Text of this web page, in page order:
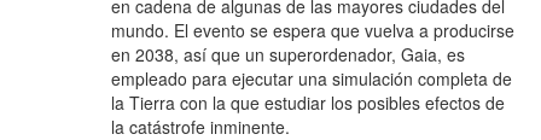
en cadena de algunas de las mayores ciudades del
mundo. El evento se espera que vuelva a producirse
en 2038, así que un superordenador, Gaia, es
empleado para ejecutar una simulación completa de
la Tierra con la que estudiar los posibles efectos de
la catástrofe inminente.